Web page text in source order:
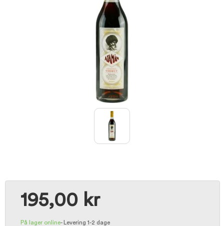
195,00 kr
På lager online-
Levering 1-2 dage